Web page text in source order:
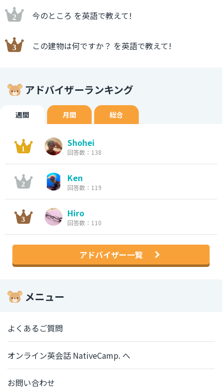
今のところ を英語で教えて!
この建物は何ですか？ を英語で教えて!
アドバイザーランキング
週間 月間 総合
Shohei
回答数：138
Ken
回答数：119
Hiro
回答数：110
アドバイザー一覧
メニュー
よくあるご質問
オンライン英会話 NativeCamp. へ
お問い合わせ